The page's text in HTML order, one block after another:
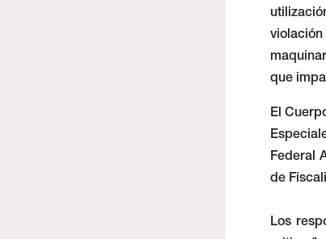
que
El
Federal
de
Los